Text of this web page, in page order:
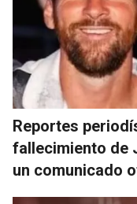
Reportes
fallecimiento de
un comunicado